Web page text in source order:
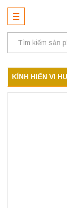
KÍNH HIỂN VI